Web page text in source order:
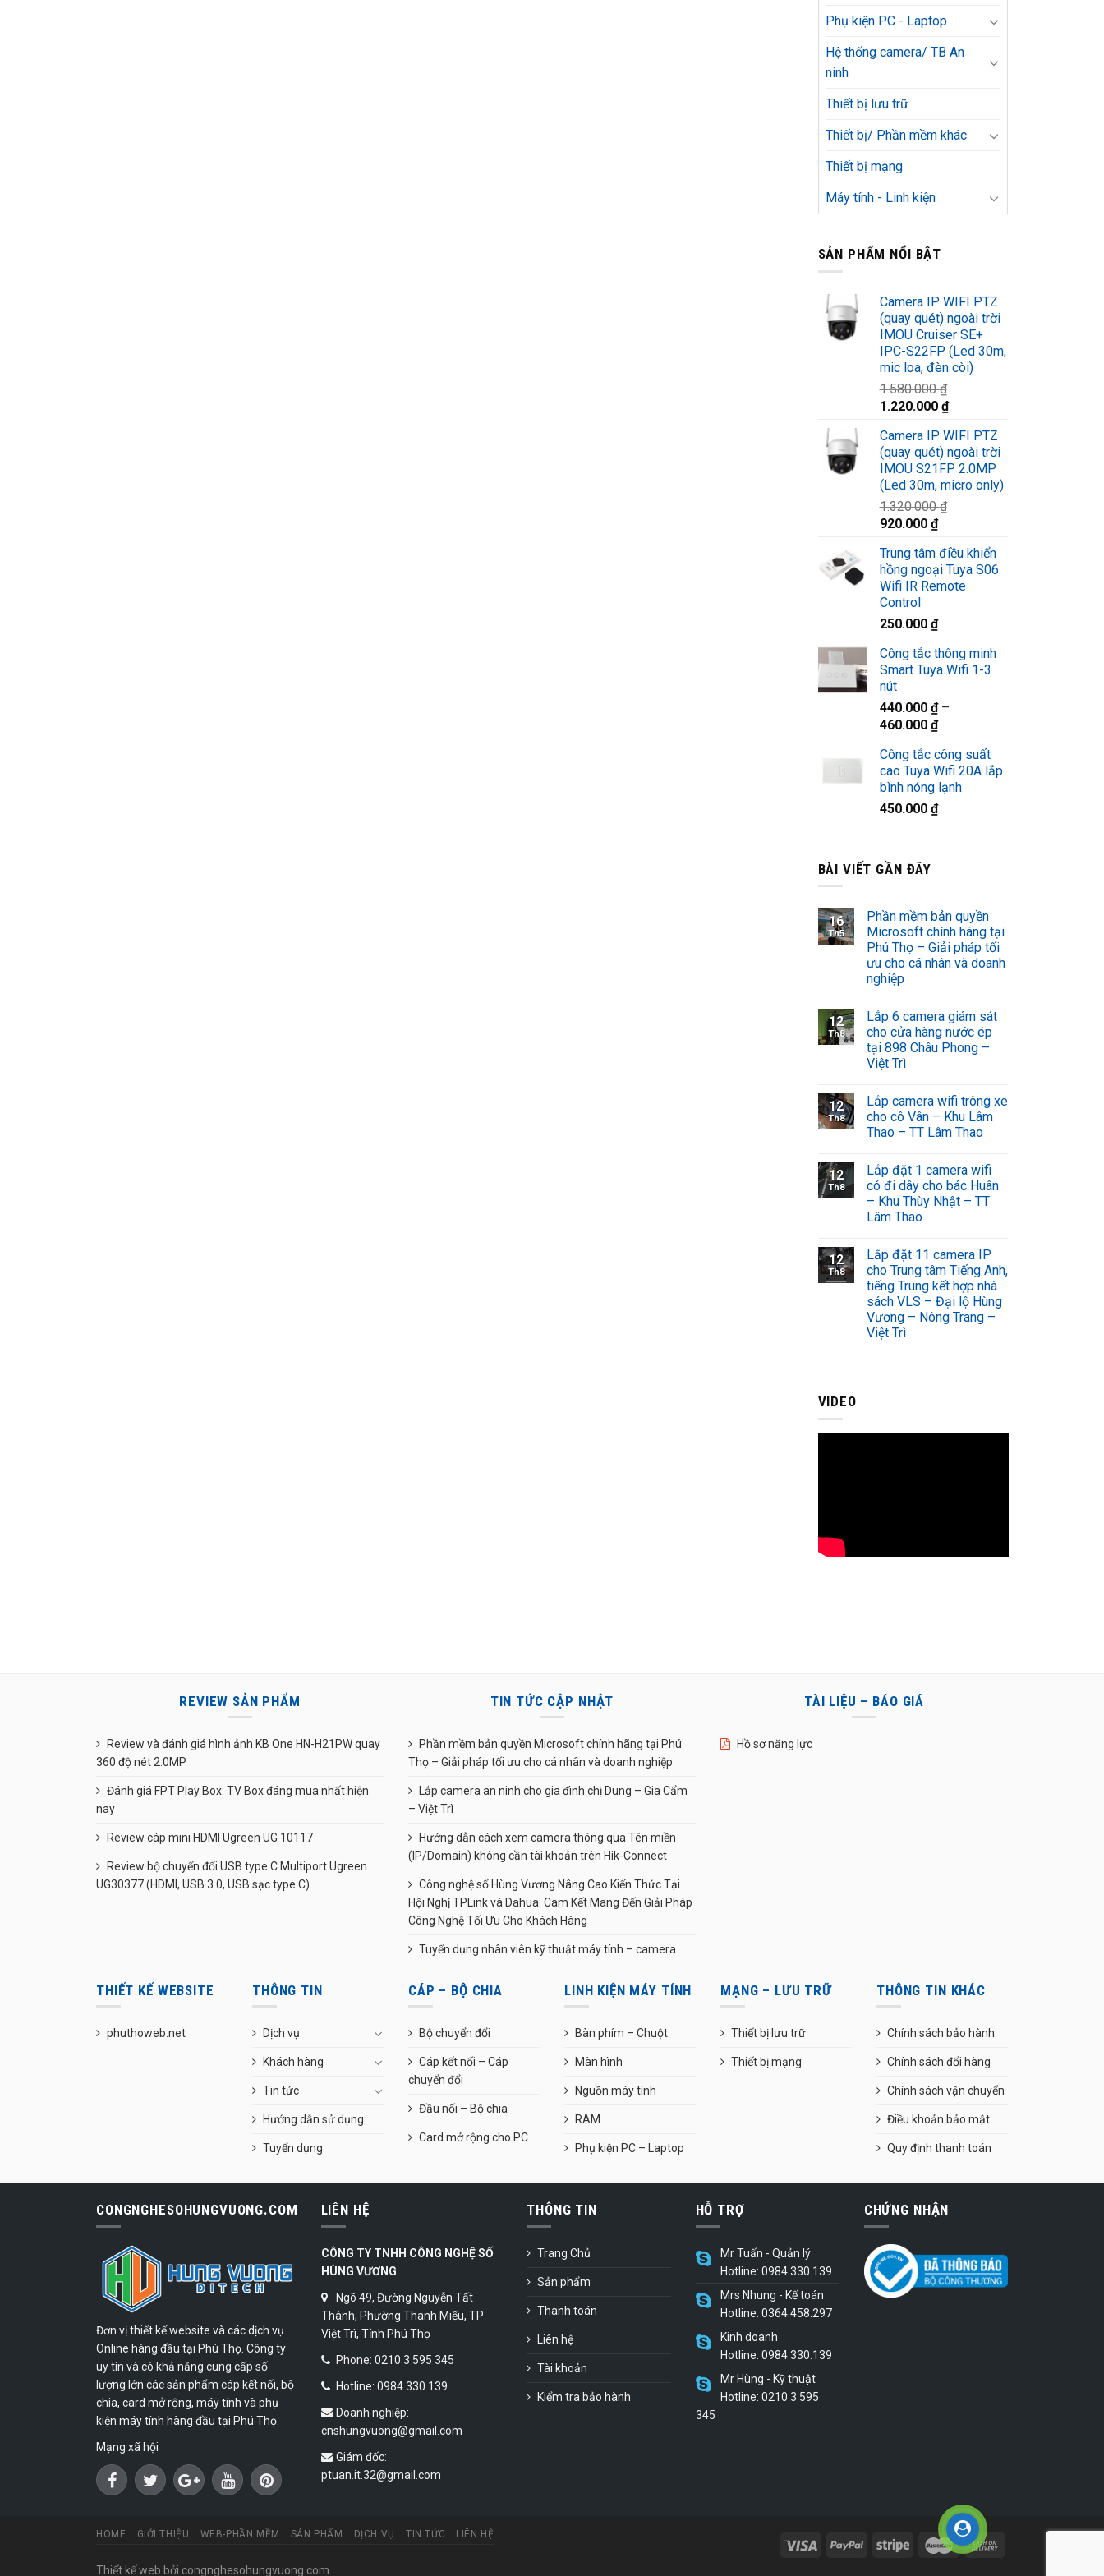
Phụ kiện PC - Laptop
Hệ thống camera/ TB An
ninh
Thiết bị lưu trữ
Thiết bị/ Phần mềm khác
Thiết bị mạng
Máy tính - Linh kiện
SẢN PHẨM NỔI BẬT
Camera IP WIFI PTZ
(quay quét) ngoài trời
IMOU Cruiser SE+
IPC-S22FP (Led 30m,
mic loa, đèn còi)
1.580.000₫
Giá
là:
1.580.000 ₫.
1.220.000 ₫Giá
tại
là:
1.220.000 ₫.
Camera IP WIFI PTZ
(quay quét) ngoài trời
IMOU S21FP 2.0MP
(Led 30m, micro only)
1.320.000₫
Giá
là:
1.320.000 ₫.
920.000 ₫Giá
tại
là:
920.000 ₫.
Trung tâm điều khiển
hồng ngoại Tuya S06
Wifi IR Remote
Control
250.000 ₫
Công tắc thông minh
Smart Tuya Wifi 1-3
nút
440.000 ₫–
460.000 ₫
Công tắc công suất
cao Tuya Wifi 20A lắp
bình nóng lạnh
450.000 ₫
BÀI VIẾT GẦN ĐÂY
16
Th5
Phần mềm bản quyền
Microsoft chính hãng tại
Phú Thọ – Giải pháp tối
ưu cho cá nhân và doanh
nghiệp
12
Th8
Lắp 6 camera giám sát
cho cửa hàng nước ép
tại 898 Châu Phong –
Việt Trì
12
Th8
Lắp camera wifi trông xe
cho cô Vân – Khu Lâm
Thao – TT Lâm Thao
12
Th8
Lắp đặt 1 camera wifi
có đi dây cho bác Huân
– Khu Thùy Nhật – TT
Lâm Thao
12
Th8
Lắp đặt 11 camera IP
cho Trung tâm Tiếng Anh,
tiếng Trung kết hợp nhà
sách VLS – Đại lộ Hùng
Vương – Nông Trang –
Việt Trì
VIDEO
REVIEW SẢN PHẨM
Review và đánh giá hình ảnh KB One HN-H21PW quay
360 độ nét 2.0MP
Đánh giá FPT Play Box: TV Box đáng mua nhất hiện
nay
Review cáp mini HDMI Ugreen UG 10117
Review bộ chuyển đổi USB type C Multiport Ugreen
UG30377 (HDMI, USB 3.0, USB sạc type C)
TIN TỨC CẬP NHẬT
Phần mềm bản quyền Microsoft chính hãng tại Phú
Thọ – Giải pháp tối ưu cho cá nhân và doanh nghiệp
Lắp camera an ninh cho gia đình chị Dung – Gia Cẩm
– Việt Trì
Hướng dẫn cách xem camera thông qua Tên miền
(IP/Domain) không cần tài khoản trên Hik-Connect
Công nghệ số Hùng Vương Nâng Cao Kiến Thức Tại
Hội Nghị TPLink và Dahua: Cam Kết Mang Đến Giải Pháp
Công Nghệ Tối Ưu Cho Khách Hàng
Tuyển dụng nhân viên kỹ thuật máy tính – camera
TÀI LIỆU – BÁO GIÁ
Hồ sơ năng lực
THIẾT KẾ WEBSITE
phuthoweb.net
THÔNG TIN
Dịch vụ
Khách hàng
Tin tức
Hướng dẫn sử dụng
Tuyển dụng
CÁP – BỘ CHIA
Bộ chuyển đổi
Cáp kết nối – Cáp
chuyển đổi
Đầu nối – Bộ chia
Card mở rộng cho PC
LINH KIỆN MÁY TÍNH
Bàn phím – Chuột
Màn hình
Nguồn máy tính
RAM
Phụ kiện PC – Laptop
MẠNG – LƯU TRỮ
Thiết bị lưu trữ
Thiết bị mạng
THÔNG TIN KHÁC
Chính sách bảo hành
Chính sách đổi hàng
Chính sách vận chuyển
Điều khoản bảo mật
Quy định thanh toán
CONGNGHESOHUNGVUONG.COM
Đơn vị thiết kế website và các dịch vụ
Online hàng đầu tại Phú Thọ. Công ty
uy tín và có khả năng cung cấp số
lượng lớn các sản phẩm cáp kết nối, bộ
chia, card mở rộng, máy tính và phụ
kiện máy tính hàng đầu tại Phú Thọ.
Mạng xã hội
LIÊN HỆ
CÔNG TY TNHH CÔNG NGHỆ SỐ
HÙNG VƯƠNG
Ngõ 49, Đường Nguyễn Tất
Thành, Phường Thanh Miếu, TP
Việt Trì, Tỉnh Phú Thọ
Phone: 0210 3 595 345
Hotline: 0984.330.139
Doanh nghiệp:
cnshungvuong@gmail.com
Giám đốc:
ptuan.it.32@gmail.com
THÔNG TIN
Trang Chủ
Sản phẩm
Thanh toán
Liên hệ
Tài khoản
Kiểm tra bảo hành
HỖ TRỢ
Mr Tuấn - Quản lý
Hotline: 0984.330.139
Mrs Nhung - Kế toán
Hotline: 0364.458.297
Kinh doanh
Hotline: 0984.330.139
Mr Hùng - Kỹ thuật
Hotline: 0210 3 595
345
CHỨNG NHẬN
HOME GIỚI THIỆU WEB-PHẦN MỀM SẢN PHẨM DỊCH VỤ TIN TỨC LIÊN HỆ
Thiết kế web bởi congnghesohungvuong.com